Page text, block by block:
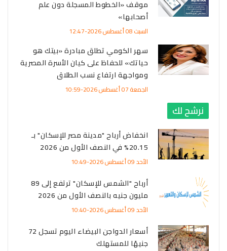
موقف «الخطوط المسجلة دون علم
أصحابها»
السبت 08 أغسطس 2026-12:47
سهر الكومي تطلق مبادرة «بيتك هو
حياتك» للحفاظ على كيان الأسرة المصرية
ومواجهة ارتفاع نسب الطلاق
الجمعة 07 أغسطس 2026-10:59
نرشح لك
انخفاض أرباح "مدينة مصر للإسكان" بـ
20.15% في النصف الأول من 2026
الأحد 09 أغسطس 2026-10:49
أرباح "الشمس للإسكان" ترتفع إلى 89
مليون جنيه بالنصف الأول من 2026
الأحد 09 أغسطس 2026-10:40
أسعار الدواجن البيضاء اليوم تسجل 72
جنيهًا للمستهلك